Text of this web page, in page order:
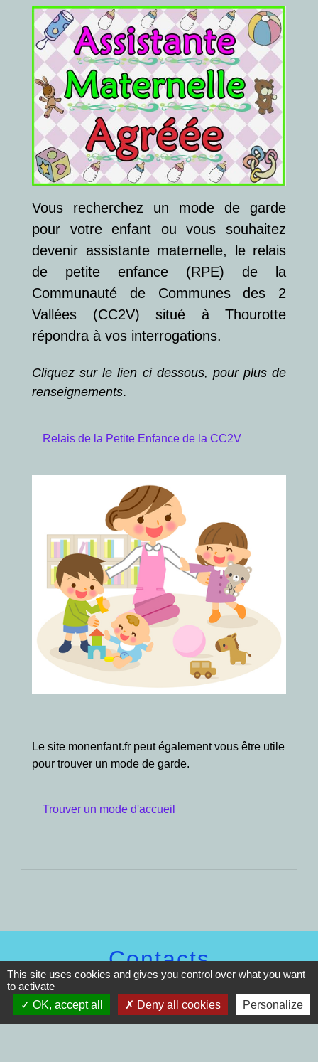
Vous recherchez un mode de garde
pour votre enfant ou vous souhaitez
devenir assistante maternelle, le relais
de petite enfance (RPE) de la
Communauté de Communes des 2
Vallées (CC2V) situé à Thourotte
répondra à vos interrogations.
Cliquez sur le lien ci dessous, pour plus de
renseignements.
Relais de la Petite Enfance de la CC2V
Le site monenfant.fr peut également vous être utile
pour trouver un mode de garde.
Trouver un mode d'accueil
Contacts
Rue de l'Église
60170 Pimprez - FRANCE
+33 3 44 76 84 84
This site uses cookies and gives you control over what you want
to activate
OK, accept all
Deny all cookies Personalize